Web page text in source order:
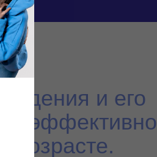
и его
эффективно
возрасте.